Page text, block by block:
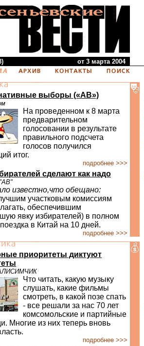
от 3 марта 2004
выборы («АВ»)
На проведенном к 8 марта
предварительном
голосовании в результате
правильного подсчета
голосов получился
итог.
подробнее >>>
сделают как надо
известно,что обещано:
участковым комиссиям
обеспечившим
явку избирателей) в полном
в Китай на 10 дней.
подробнее >>>
приоритеты диктуют
Что читать, какую музыку
слушать, какие фильмы
смотреть, в какой позе спать
- все решали за нас 70 лет
комсомольские и партийные
Многие из них теперь вновь
подробнее >>>